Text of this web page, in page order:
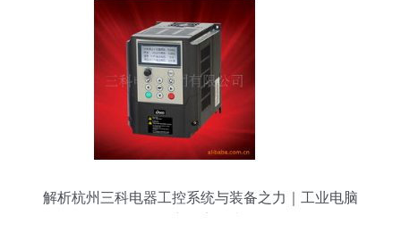
解析杭州三科电器工控系统与装备之力｜工业电脑